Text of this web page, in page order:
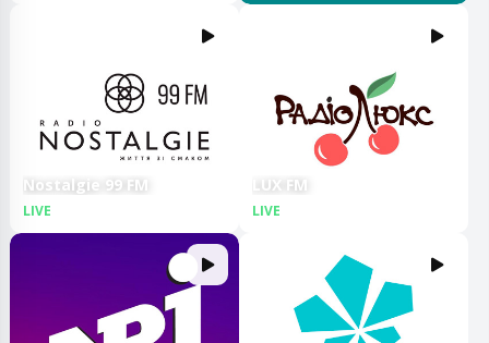
Nostalgie 99 FM
LIVE
LUX FM
LIVE